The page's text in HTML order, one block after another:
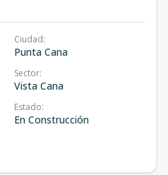
Ciudad:
Punta Cana
Sector:
Vista Cana
Estado:
En Construcción